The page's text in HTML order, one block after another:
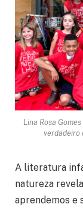
Lina Rosa
verdadeiro
A literatura
natureza
aprendemos e